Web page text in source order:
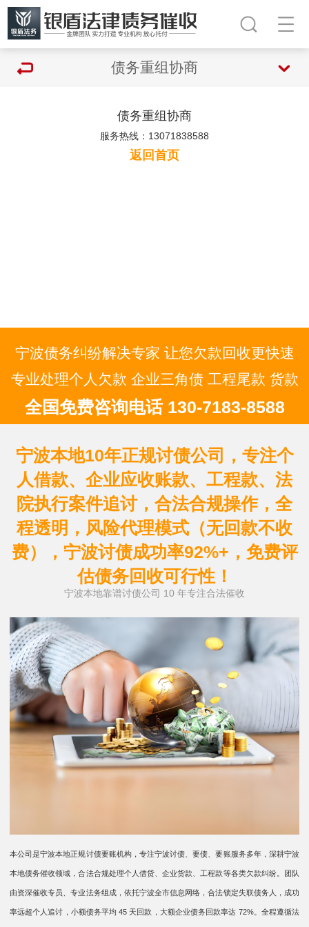
债务重组协商
债务重组协商
服务热线：13071838588
返回首页
宁波债务纠纷解决专家 让您欠款回收更快速
专业处理个人欠款 企业三角债 工程尾款 货款
全国免费咨询电话 130-7183-8588
宁波本地10年正规讨债公司，专注个
人借款、企业应收账款、工程款、法
院执行案件追讨，合法合规操作，全
程透明，风险代理模式（无回款不收
费），宁波讨债成功率92%+，免费评
估债务回收可行性！
宁波本地靠谱讨债公司 10 年专注合法催收
本公司是宁波本地正规讨债要账机构，专注宁波讨债、要债、要账服务多年，深耕宁波
本地债务催收领域，合法合规处理个人借贷、企业货款、工程款等各类欠款纠纷。团队
由资深催收专员、专业法务组成，依托宁波全市信息网络，合法锁定失联债务人，成功
率远超个人追讨，小额债务平均 45 天回款，大额企业债务回款率达 72%。全程遵循法